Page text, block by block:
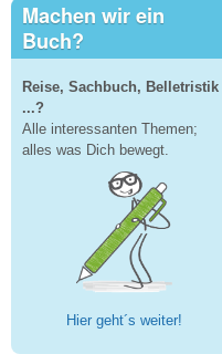
Machen wir ein
Buch?
Reise, Sachbuch, Belletristik
...?
Alle interessanten Themen;
alles was Dich bewegt.
Hier geht´s weiter!